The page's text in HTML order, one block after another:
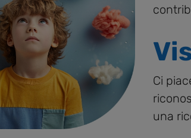
Ci
una